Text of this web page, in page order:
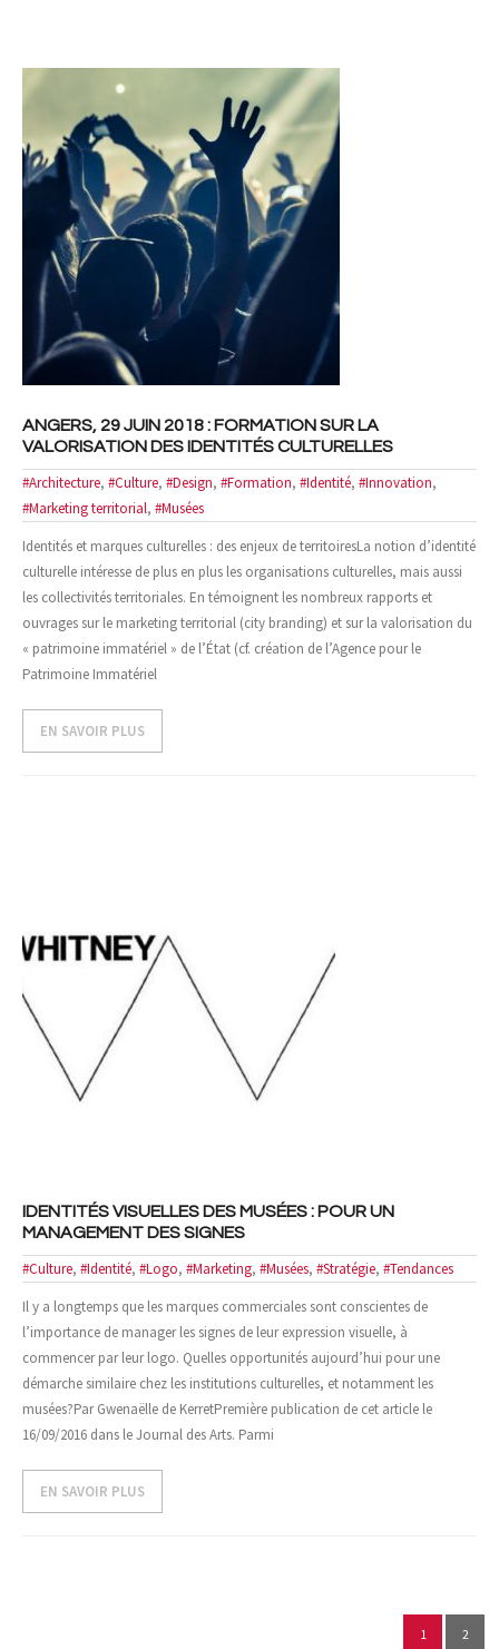
ANGERS, 29 JUIN 2018 : FORMATION SUR LA
VALORISATION DES IDENTITÉS CULTURELLES
#Architecture, #Culture, #Design, #Formation, #Identité, #Innovation,
#Marketing territorial, #Musées
Identités et marques culturelles : des enjeux de territoiresLa notion d’identité
culturelle intéresse de plus en plus les organisations culturelles, mais aussi
les collectivités territoriales. En témoignent les nombreux rapports et
ouvrages sur le marketing territorial (city branding) et sur la valorisation du
« patrimoine immatériel » de l’État (cf. création de l’Agence pour le
Patrimoine Immatériel
EN SAVOIR PLUS
IDENTITÉS VISUELLES DES MUSÉES : POUR UN
MANAGEMENT DES SIGNES
#Culture, #Identité, #Logo, #Marketing, #Musées, #Stratégie, #Tendances
Il y a longtemps que les marques commerciales sont conscientes de
l’importance de manager les signes de leur expression visuelle, à
commencer par leur logo. Quelles opportunités aujourd’hui pour une
démarche similaire chez les institutions culturelles, et notamment les
musées?Par Gwenaëlle de KerretPremière publication de cet article le
16/09/2016 dans le Journal des Arts. Parmi
EN SAVOIR PLUS
1 2